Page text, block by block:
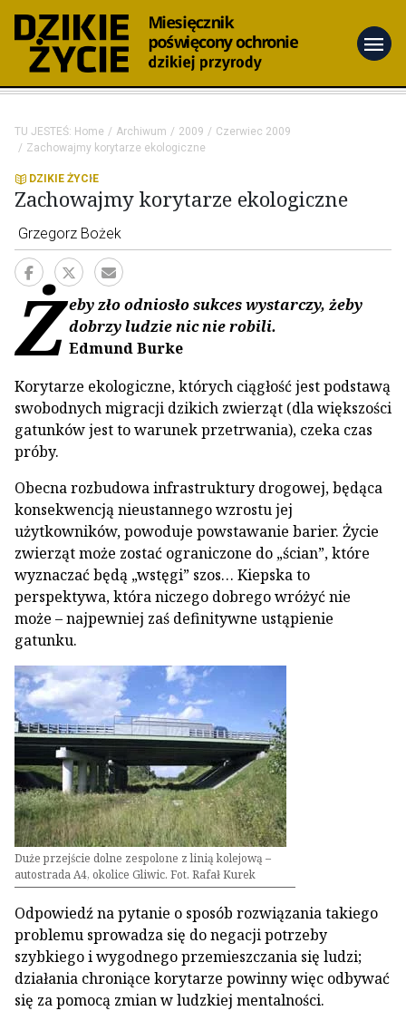
menu
TU JESTEŚ: Home Archiwum 2009
Czerwiec 2009
Zachowajmy korytarze ekologiczne
DZIKIE ŻYCIE
Zachowajmy korytarze ekologiczne
Grzegorz Bożek
Żeby zło odniosło sukces wystarczy, żeby
dobrzy ludzie nic nie robili.
Edmund Burke
Korytarze ekologiczne, których ciągłość jest podstawą
swobodnych migracji dzikich zwierząt (dla większości
gatunków jest to warunek przetrwania), czeka czas
próby.
Obecna rozbudowa infrastruktury drogowej, będąca
konsekwencją nieustannego wzrostu jej
użytkowników, powoduje powstawanie barier. Życie
zwierząt może zostać ograniczone do „ścian”, które
wyznaczać będą „wstęgi” szos… Kiepska to
perspektywa, która niczego dobrego wróżyć nie
może – najpewniej zaś definitywne ustąpienie
gatunku.
Duże przejście dolne zespolone z linią kolejową –
autostrada A4, okolice Gliwic. Fot. Rafał Kurek
Odpowiedź na pytanie o sposób rozwiązania takiego
problemu sprowadza się do negacji potrzeby
szybkiego i wygodnego przemieszczania się ludzi;
działania chroniące korytarze powinny więc odbywać
się za pomocą zmian w ludzkiej mentalności.